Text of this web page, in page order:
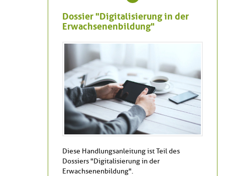
Dossier "Digitalisierung in der
Erwachsenenbildung"
Diese Handlungsanleitung ist Teil des
Dossiers "Digitalisierung in der
Erwachsenenbildung".